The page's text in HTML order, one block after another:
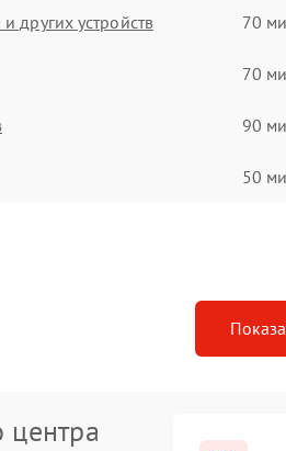
других устройств 70
70
90
50
центра